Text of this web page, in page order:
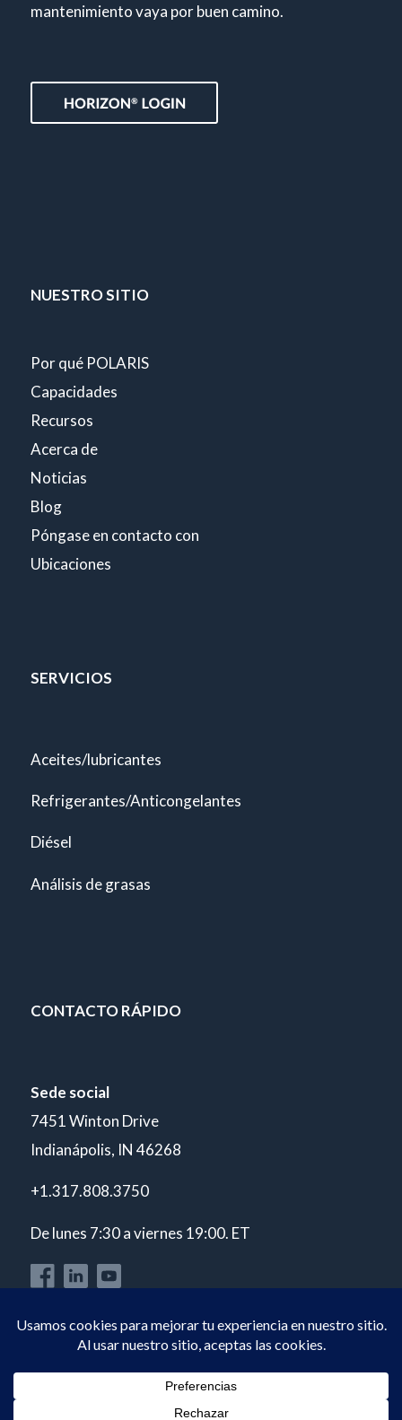
mantenimiento vaya por buen camino.
NUESTRO SITIO
Por qué POLARIS
Capacidades
Recursos
Acerca de
Noticias
Blog
Póngase en contacto con
Ubicaciones
SERVICIOS
Aceites/lubricantes
Refrigerantes/Anticongelantes
Diésel
Análisis de grasas
CONTACTO RÁPIDO
Sede social
7451 Winton Drive
Indianápolis, IN 46268
+1.317.808.3750
De lunes 7:30 a viernes 19:00. ET
© Copyright 2026 POLARIS Laboratories®. Todos los derechos